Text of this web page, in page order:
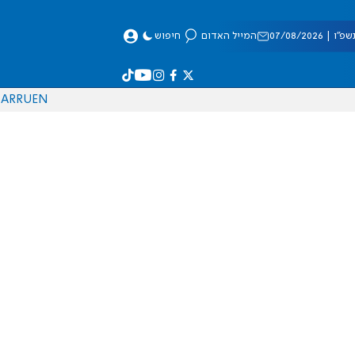
08/2026 המייל האדום חיפוש
EN
RU
AR